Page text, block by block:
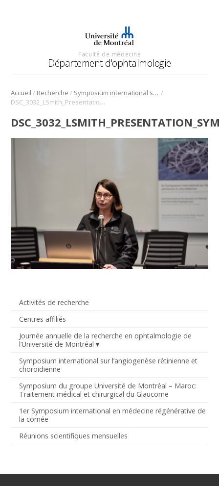
Faculté de médecine
Département d'ophtalmologie
Accueil / Recherche / Symposium international sur l’angiogenèse rétinienne et choroïdienne /
DSC_3032_LSmith_Presentation_Symposium_Angio_2022
Activités de recherche
Centres affiliés
Journée annuelle de la recherche en ophtalmologie de
l’Université de Montréal
Symposium international sur l’angiogenèse rétinienne et
choroïdienne
Symposium du groupe Université de Montréal – Maroc:
Traitement médical et chirurgical du Glaucome
1er Symposium international en médecine régénérative de
la cornée
Réunions scientifiques mensuelles